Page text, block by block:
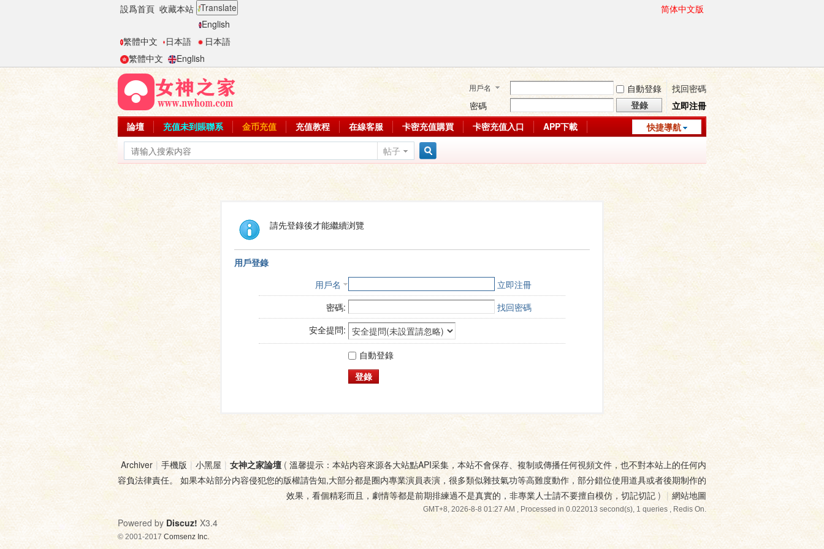
設爲首頁 收藏本站 Translate
English
繁體中文
日本語
日本語
繁體中文
English
简体中文版
用戶名 自動登錄
找回密碼
密碼
登錄
立即注冊
快捷導航
論壇 充值未到賬聯系 金币充值 充值教程 在線客服 卡密充值購買 卡密充值入口
APP下載
帖子
請先登錄後才能繼續浏覽
用戶登錄
用戶名
立即注冊
密碼:
找回密碼
安全提問:
自動登錄
登錄
Archiver | 手機版 | 小黑屋 | 女神之家論壇( 溫馨提示：本站内容來源各大站點API采集，本站不會保存、複制或傳播任何視頻文件，也不對本站上的任何内
容負法律責任。 如果本站部分内容侵犯您的版權請告知,大部分都是圈内專業演員表演，很多類似雜技氣功等高難度動作，部分錯位使用道具或者後期制作的
效果，看個精彩而且，劇情等都是前期排練過不是真實的，非專業人士請不要擅自模仿，切記切記 ) | 網站地圖
GMT+8, 2026-8-8 01:27 AM, Processed in 0.022013 second(s), 1 queries , Redis On.
Powered by Discuz! X3.4
© 2001-2017 Comsenz Inc.